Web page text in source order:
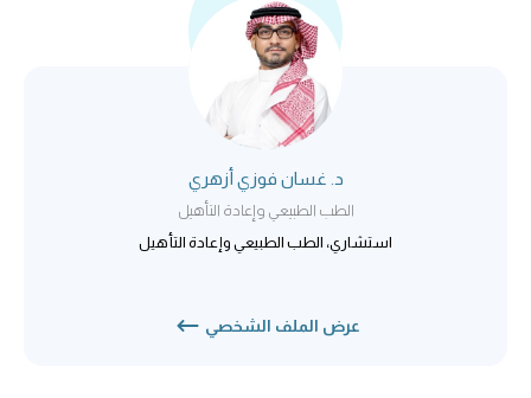
د. غسان فوزي أزهري
الطب الطبيعي وإعادة التأهيل
استشاري، الطب الطبيعي وإعادة التأهيل
عرض الملف الشخصي